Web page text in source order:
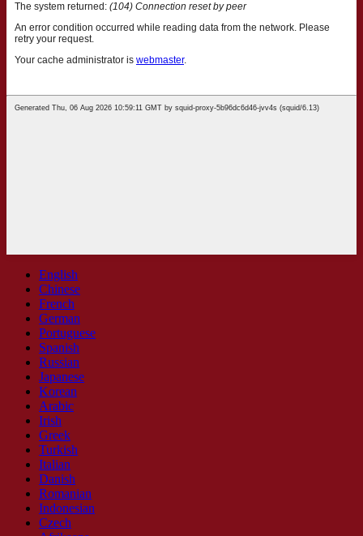
English
Chinese
French
German
Portuguese
Spanish
Russian
Japanese
Korean
Arabic
Irish
Greek
Turkish
Italian
Danish
Romanian
Indonesian
Czech